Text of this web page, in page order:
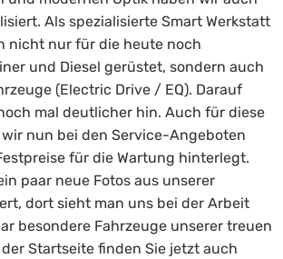
Als spezialisierte Smart Werkstatt
nicht nur für die heute noch
und Diesel gerüstet, sondern auch
(Electric Drive / EQ). Darauf
mal deutlicher hin. Auch für diese
nun bei den Service-Angeboten
für die Wartung hinterlegt.
paar neue Fotos aus unserer
dort sieht man uns bei der Arbeit
besondere Fahrzeuge unserer treuen
Startseite finden Sie jetzt auch